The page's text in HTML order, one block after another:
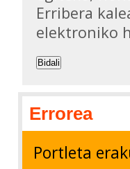
Erribera
elektroniko
Bidali
Errorea
Portleta